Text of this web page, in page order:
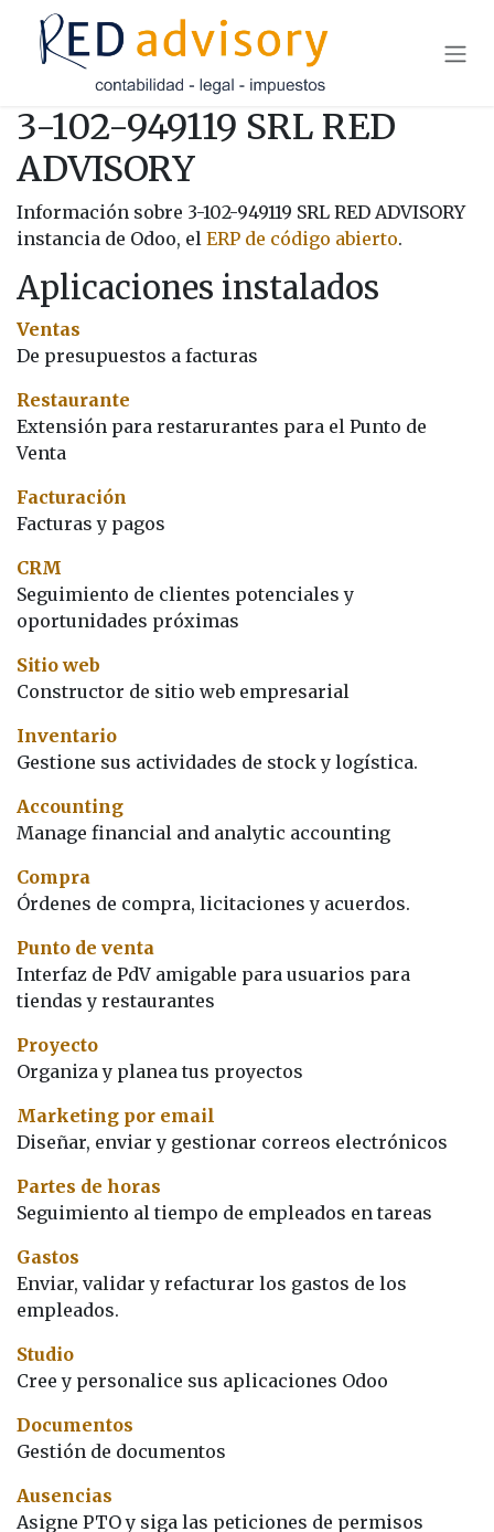
Ir al contenido
3-102-949119 SRL RED
ADVISORY
Información sobre 3-102-949119 SRL RED ADVISORY
instancia de Odoo, el ERP de código abierto.
Aplicaciones instalados
Ventas
De presupuestos a facturas
Restaurante
Extensión para restarurantes para el Punto de
Venta
Facturación
Facturas y pagos
CRM
Seguimiento de clientes potenciales y
oportunidades próximas
Sitio web
Constructor de sitio web empresarial
Inventario
Gestione sus actividades de stock y logística.
Accounting
Manage financial and analytic accounting
Compra
Órdenes de compra, licitaciones y acuerdos.
Punto de venta
Interfaz de PdV amigable para usuarios para
tiendas y restaurantes
Proyecto
Organiza y planea tus proyectos
Marketing por email
Diseñar, enviar y gestionar correos electrónicos
Partes de horas
Seguimiento al tiempo de empleados en tareas
Gastos
Enviar, validar y refacturar los gastos de los
empleados.
Studio
Cree y personalice sus aplicaciones Odoo
Documentos
Gestión de documentos
Ausencias
Asigne PTO y siga las peticiones de permisos